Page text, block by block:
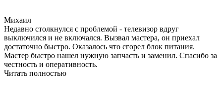
Михаил
Недавно столкнулся с проблемой - телевизор вдруг
выключился и не включался. Вызвал мастера, он приехал
достаточно быстро. Оказалось что сгорел блок питания.
Мастер быстро нашел нужную запчасть и заменил. Спасибо за
честность и оперативность.
Читать полностью